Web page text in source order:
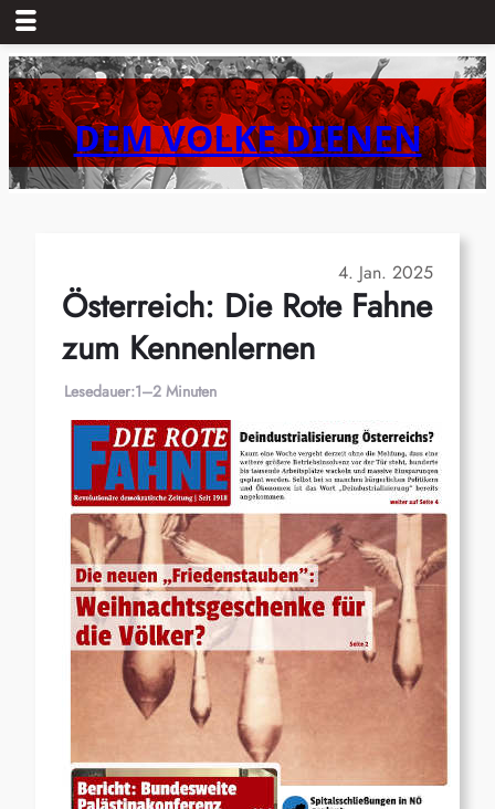
Zum
Inhalt
springenDEM VOLKE DIENEN
4. Jan. 2025
Österreich: Die Rote Fahne
zum Kennenlernen
Lesedauer:1–2 Minuten